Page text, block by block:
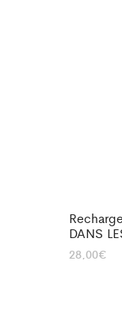
DANS
28,00€